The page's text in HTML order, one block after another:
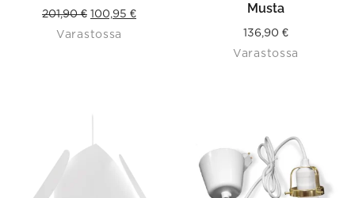
201,90€ Original
price
100,95 €Current
Varastossa
Musta
136,90 €
Varastossa